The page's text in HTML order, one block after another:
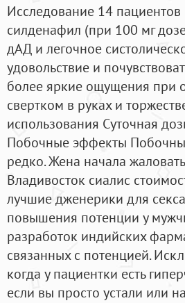
Исследование 14
силденафил (при 100 мг
дАД и легочное
удовольствие и
более яркие ощущения при
свертком в руках и
использования Суточная
Побочные эффекты
редко. Жена начала
Владивосток сиалис
лучшие дженерики для
повышения потенции у
разработок индийских
связанных с потенцией.
когда у пациентки есть
если вы просто устали или